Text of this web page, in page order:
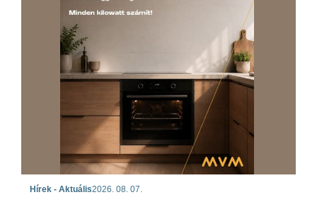
Hírek - Aktuális2026. 08. 07.